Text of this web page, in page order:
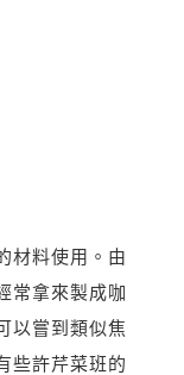
材料使用。由
常拿來製成咖
以嘗到類似焦
些許芹菜班的